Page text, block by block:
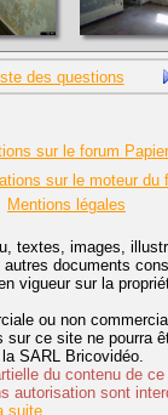
des questions
sur le forum
sur le moteur du
Mentions légales
textes, images,
documents
vigueur sur la
ou non
sur ce site ne pourra
SARL Bricovidéo.
du contenu de
autorisation sont
suite